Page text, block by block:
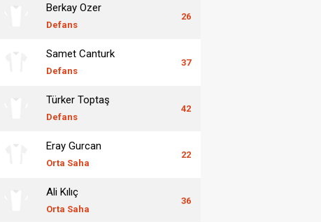
Berkay Ozer
Defans
26
Samet Canturk
Defans
37
Türker Toptaş
Defans
42
Eray Gurcan
Orta Saha
22
Ali Kılıç
Orta Saha
36